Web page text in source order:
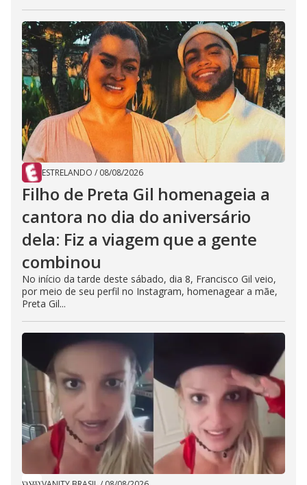
ESTRELANDO / 08/08/2026
Filho de Preta Gil homenageia a
cantora no dia do aniversário
dela: Fiz a viagem que a gente
combinou
No início da tarde deste sábado, dia 8, Francisco Gil veio,
por meio de seu perfil no Instagram, homenagear a mãe,
Preta Gil...